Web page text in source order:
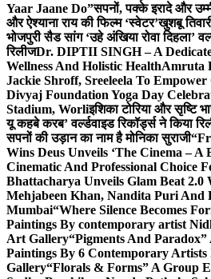
Yaar Jaane Do”सपनों, पक्के इरादे और
और ऐश्याना राय की फिल्म ‘स्वेटर’खुशबू
भोजपुरी सैड सांग ‘उहे अंखिया रोवा दिहला’
रिलीजDr. DIPTII SINGH – A
Wellness And Holistic HealthAmruta
Jackie Shroff, Sreeleela To
Divyaj Foundation Yoga Day
Stadium, Worliइशिका टोरिया और सृष्टि
यू कहबे करब’ वर्ल्डवाइड रिकॉर्ड्स ने किया
सपनों की उड़ान का नाम है मोनिका सुराजी
Wins Deus Unveils ‘The Cinema – A
Cinematic And Professional Choice
Bhattacharya Unveils Glam Beat
Mehjabeen Khan, Nandita Puri And
Mumbai“Where Silence Becomes
Paintings By contemporary artist
Art Gallery“Pigments And
Paintings By 6 Contemporary
Gallery“Florals & Forms” A Group